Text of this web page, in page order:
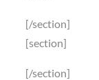
[/section]
[section]
[/section]